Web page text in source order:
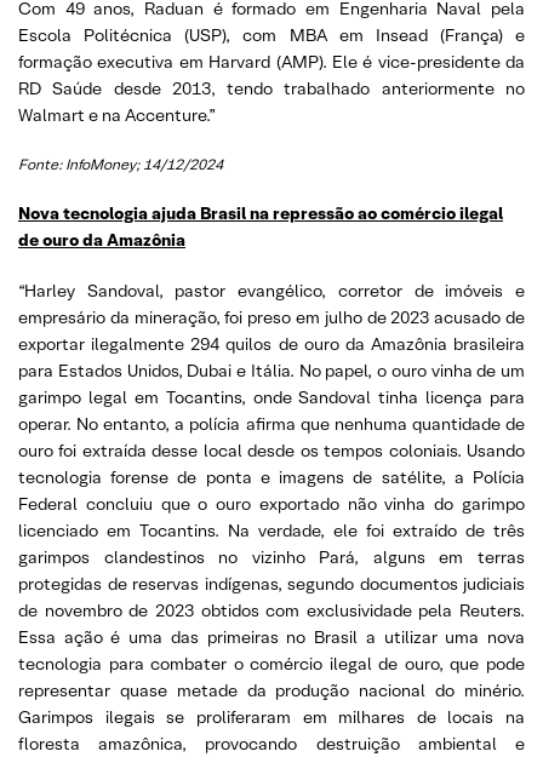
Com 49 anos, Raduan é formado em Engenharia Naval pela
Escola Politécnica (USP), com MBA em Insead (França) e
formação executiva em Harvard (AMP). Ele é vice-presidente da
RD Saúde desde 2013, tendo trabalhado anteriormente no
Walmart e na Accenture.”
Fonte: InfoMoney; 14/12/2024
Nova tecnologia ajuda Brasil na repressão ao comércio ilegal
de ouro da Amazônia
“Harley Sandoval, pastor evangélico, corretor de imóveis e
empresário da mineração, foi preso em julho de 2023 acusado de
exportar ilegalmente 294 quilos de ouro da Amazônia brasileira
para Estados Unidos, Dubai e Itália. No papel, o ouro vinha de um
garimpo legal em Tocantins, onde Sandoval tinha licença para
operar. No entanto, a polícia afirma que nenhuma quantidade de
ouro foi extraída desse local desde os tempos coloniais. Usando
tecnologia forense de ponta e imagens de satélite, a Polícia
Federal concluiu que o ouro exportado não vinha do garimpo
licenciado em Tocantins. Na verdade, ele foi extraído de três
garimpos clandestinos no vizinho Pará, alguns em terras
protegidas de reservas indígenas, segundo documentos judiciais
de novembro de 2023 obtidos com exclusividade pela Reuters.
Essa ação é uma das primeiras no Brasil a utilizar uma nova
tecnologia para combater o comércio ilegal de ouro, que pode
representar quase metade da produção nacional do minério.
Garimpos ilegais se proliferaram em milhares de locais na
floresta amazônica, provocando destruição ambiental e